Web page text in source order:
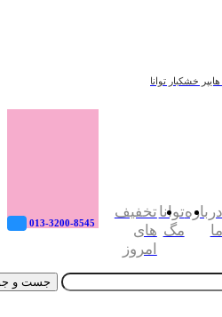
خشکبار توانا
013-3200-8545
درباره
ما
توانا
مگ
تخفیف
های
امروز
جست و